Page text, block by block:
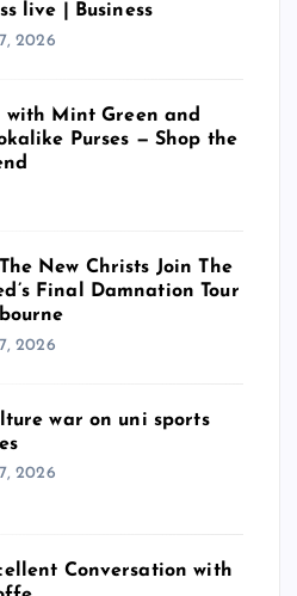
live | Business
2026
Mint Green and
Purses — Shop the
New Christs Join The
Final Damnation Tour
2026
war on uni sports
2026
Conversation with